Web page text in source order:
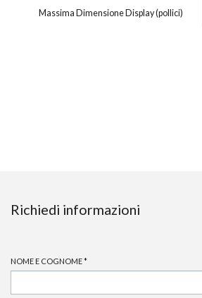
Massima Dimensione Display (pollici)
Richiedi informazioni
NOME E COGNOME*